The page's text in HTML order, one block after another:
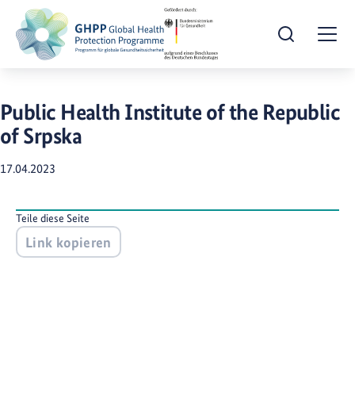
Suche öffnen
Public Health Institute of the Republic
of Srpska
17.04.2023
Teile diese Seite
Link kopieren